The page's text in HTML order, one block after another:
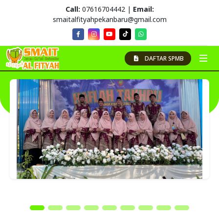
Call: 07616704442 | Email:
smaitalfityahpekanbaru@gmail.com
DAFTAR SPMB